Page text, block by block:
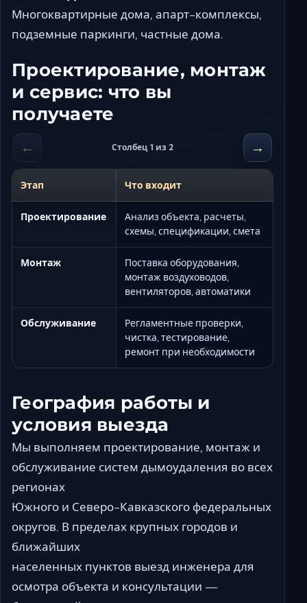
Многоквартирные дома, апарт-комплексы,
подземные паркинги, частные дома.
Проектирование, монтаж
и сервис: что вы
получаете
← Столбец 1 из 2 →
Этап Что входит
Проектирование
Анализ объекта, расчеты,
схемы, спецификации, смета
Монтаж
Поставка оборудования,
монтаж воздуховодов,
вентиляторов, автоматики
Обслуживание
Регламентные проверки,
чистка, тестирование,
ремонт при необходимости
География работы и
условия выезда
Мы выполняем проектирование, монтаж и
обслуживание систем дымоудаления во всех
регионах
Южного и Северо-Кавказского федеральных
округов. В пределах крупных городов и
ближайших
населенных пунктов выезд инженера для
осмотра объекта и консультации —